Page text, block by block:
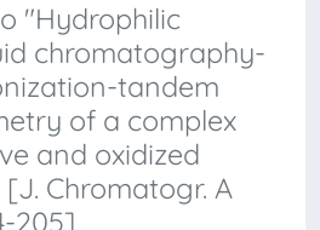
"Hydrophilic
chromatography-
tandem
of a complex
and oxidized
Chromatogr. A
205]